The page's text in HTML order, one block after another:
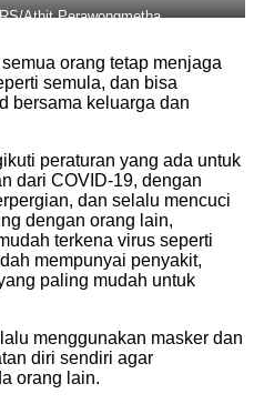
Athit Perawongmetha
orang tetap menjaga
semula, dan bisa
bersama keluarga dan
peraturan yang ada untuk
dari COVID-19, dengan
dan selalu mencuci
dengan orang lain,
terkena virus seperti
mempunyai penyakit,
paling mudah untuk
menggunakan masker dan
diri sendiri agar
orang lain.